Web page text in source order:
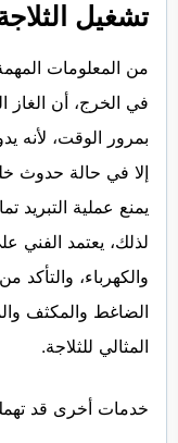
تشغيل
من المعلومات
في الخرج، أن الغاز
بمرور الوقت، لأنه
إلا في حالة حدوث
يمنع عملية التبريد
لذلك، يعتمد الفني
والكهرباء،
الضاغط والمكثف
المثالي للثلاجة.
خدمات أخرى قد